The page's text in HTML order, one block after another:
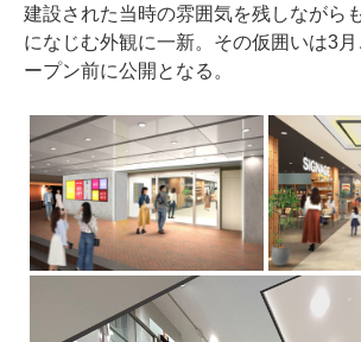
建設された当時の雰囲気を残しながら
になじむ外観に一新。その仮囲いは3
ープン前に公開となる。